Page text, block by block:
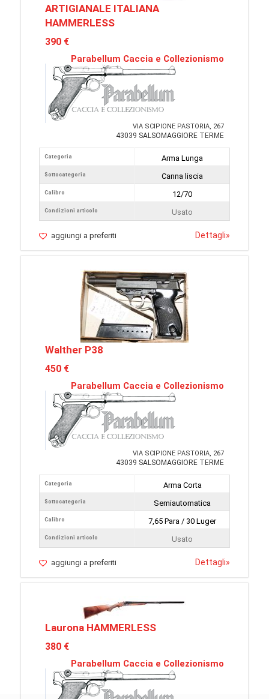
ARTIGIANALE ITALIANA
HAMMERLESS
390 €
Parabellum Caccia e Collezionismo
VIA SCIPIONE PASTORIA, 267
43039 SALSOMAGGIORE TERME
Categoria
Sottocategoria
Calibro
Condizioni articolo
Arma Lunga
Canna liscia
12/70
Usato
aggiungi a preferiti Dettagli»
Walther P38
450 €
Parabellum Caccia e Collezionismo
VIA SCIPIONE PASTORIA, 267
43039 SALSOMAGGIORE TERME
Categoria
Sottocategoria
Calibro
Condizioni articolo
Arma Corta
Semiautomatica
7,65 Para / 30 Luger
Usato
aggiungi a preferiti Dettagli»
Laurona HAMMERLESS
380 €
Parabellum Caccia e Collezionismo